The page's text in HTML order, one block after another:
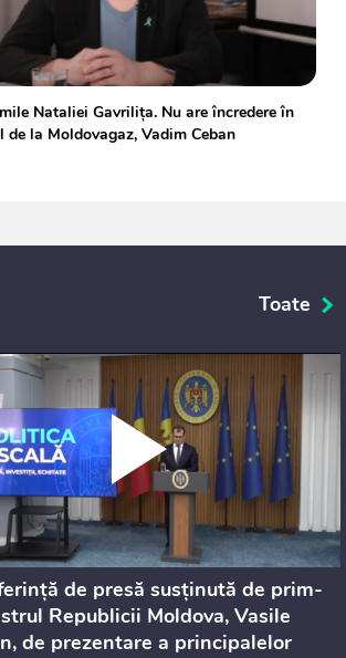
Nataliei Gavrilița. Nu are încredere în
de la Moldovagaz, Vadim Ceban
Toate
de presă susținută de prim-
Republicii Moldova, Vasile
de prezentare a principalelor